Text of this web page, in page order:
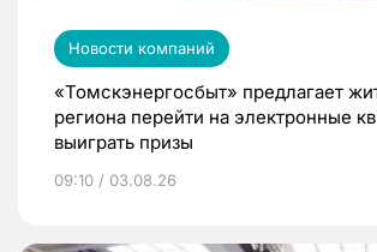
Новости компаний
«Томскэнергосбыт» предлагает
региона перейти на электронные
выиграть призы
09:10 / 03.08.26